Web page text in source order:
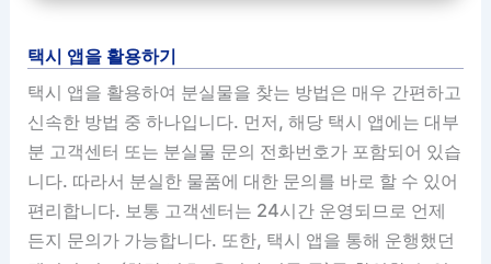
택시 앱을 활용하기
택시 앱을 활용하여 분실물을 찾는 방법은 매우 간편하고
신속한 방법 중 하나입니다. 먼저, 해당 택시 앱에는 대부
분 고객센터 또는 분실물 문의 전화번호가 포함되어 있습
니다. 따라서 분실한 물품에 대한 문의를 바로 할 수 있어
편리합니다. 보통 고객센터는 24시간 운영되므로 언제
든지 문의가 가능합니다. 또한, 택시 앱을 통해 운행했던